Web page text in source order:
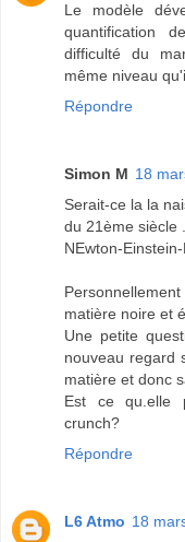
Le modèle
quantification
difficulté du
même niveau
Répondre
Simon M 18
Serait-ce la la
du 21ème siècle
NEwton-
matière noire et
Une petite
nouveau regard
matière et donc
Est ce qu.elle
crunch?
Répondre
L6 Atmo 18